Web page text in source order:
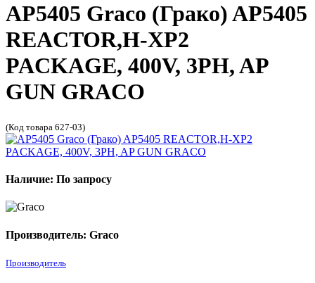
AP5405 Graco (Грако) AP5405
REACTOR,H-XP2
PACKAGE, 400V, 3PH, AP
GUN GRACO
(Код товара 627-03)
Наличие: По запросу
Производитель: Graco
Производитель